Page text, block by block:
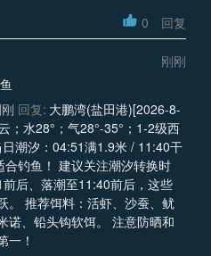
0 回复
刚刚
回复: 大鹏湾(盐田港)[2026-8-
；水28°；气28°-35°；1-2级西
潮汐：04:51满1.9米 / 11:40干
后、落潮至11:40前后，这些
。 推荐饵料：活虾、沙蚕、鱿
诺、铅头钩软饵。 注意防晒和
一！